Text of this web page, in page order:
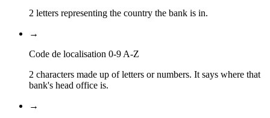
2 letters representing the country the bank is in.
→
Code de localisation 0-9 A-Z
2 characters made up of letters or numbers. It says where that
bank's head office is.
→